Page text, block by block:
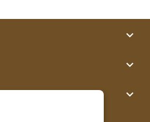


